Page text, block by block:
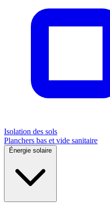
Isolation des sols
Planchers bas et vide sanitaire